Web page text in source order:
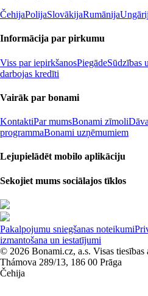
ČehijaPolijaSlovākijaRumānija
Informācija par pirkumu
Viss par iepirkšanosPiegādeSūdzības
darbojas kredīti
Vairāk par bonami
KontaktiPar mumsBonami zīmoli
programmaBonami uzņēmumiem
Lejupielādēt mobilo aplikāciju
Sekojiet mums sociālajos tīklos
Pakalpojumu sniegšanas noteikumi
izmantošana un iestatījumi
© 2026 Bonami.cz, a.s. Visas tiesības
Thámova 289/13, 186 00 Prāga
Čehija